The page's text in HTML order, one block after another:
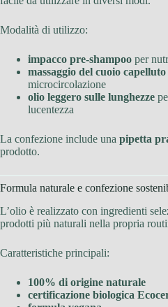
Modalità di utilizzo:
impacco pre-shampoo per
massaggio del cuoio capelluto
microcircolazione
olio leggero sulle lunghezze
lucentezza
La confezione include una pipetta
prodotto.
Formula naturale e confezione
L’olio è realizzato con ingredienti
prodotti più naturali nella propria
Caratteristiche principali:
100% di origine naturale
certificazione biologica